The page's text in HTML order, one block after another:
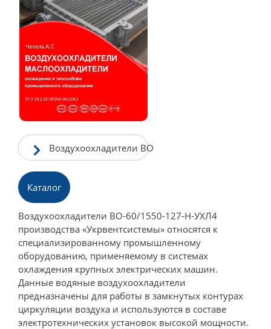
Воздухоохладители ВО
Каталог
Воздухоохладители ВО-60/1550-127-Н-УХЛ4
производства «Укрвентсистемы» относятся к
специализированному промышленному
оборудованию, применяемому в системах
охлаждения крупных электрических машин.
Данные водяные воздухоохладители
предназначены для работы в замкнутых контурах
циркуляции воздуха и используются в составе
электротехнических установок высокой мощности.